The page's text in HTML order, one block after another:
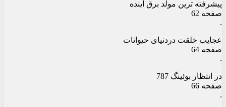
پیشرفته ترین مولد برق آینده
صفحه 62
.
عجایب خلقت دردنیای حیوانات
صفحه 64
.
در انتظار بوئینگ 787
صفحه 66
.